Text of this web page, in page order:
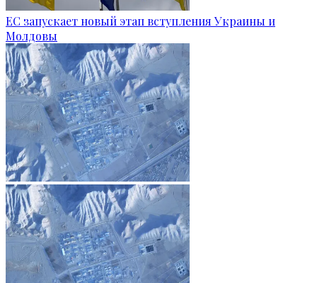
ЕС запускает новый этап вступления Украины и
Молдовы